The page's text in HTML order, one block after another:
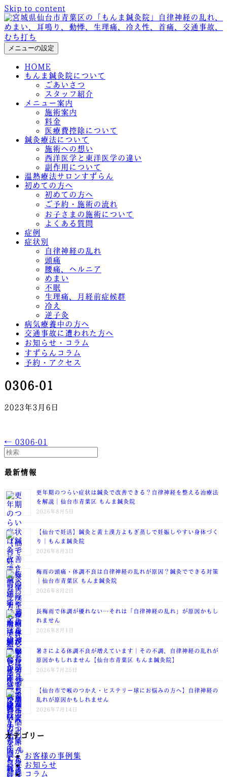
Skip to content
メニューの設定
HOME
もんま鍼灸院について
ごあいさつ
スタッフ紹介
メニュー案内
施術案内
料金
医療費控除について
鍼灸療法について
施術への想い
西洋医学と東洋医学の違い
副作用について
温熱療法サロンすずらん
初めての方へ
初めての方へ
ご予約・施術の流れ
お子さまの施術について
よくある質問
症例
症状別
自律神経の乱れ
頭痛
腰痛、ヘルニア
めまい
不眠
生理痛、月経前症候群
冷え
逆子灸
病気療養中の方へ
交通事故に遭われた方へ
お知らせ・コラム
すずらんコラム
予約・アクセス
0306-01
2023年3月6日
← 0306-01
最新情報
更年期のつらい症状は鍼灸で改善できる？自律神経を整える治療法
を解説｜仙台市青葉区 もんま鍼灸院
2026年8月5日
【仙台で妊活】鍼灸と黄土漢方よもぎ蒸しで妊娠しやすい身体づく
り｜もんま鍼灸院
2026年8月3日
梅雨の頭痛・体調不良は自律神経の乱れが原因？鍼灸でできる対策
｜仙台市青葉区 もんま鍼灸院
2026年8月2日
長梅雨で体調が優れない…それは「自律神経の乱れ」が原因かもし
れません
2026年8月1日
暑さによる体調不良が増えています｜その不調、自律神経の乱れが
原因かもしれません【仙台市青葉区 もんま鍼灸院】
2026年7月25日
【仙台市で喉のつかえ・ヒステリー球にお悩みの方へ】自律神経の
乱れが原因かもしれません
2026年7月14日
カテゴリー
お客様の事例集
お知らせ
コラム